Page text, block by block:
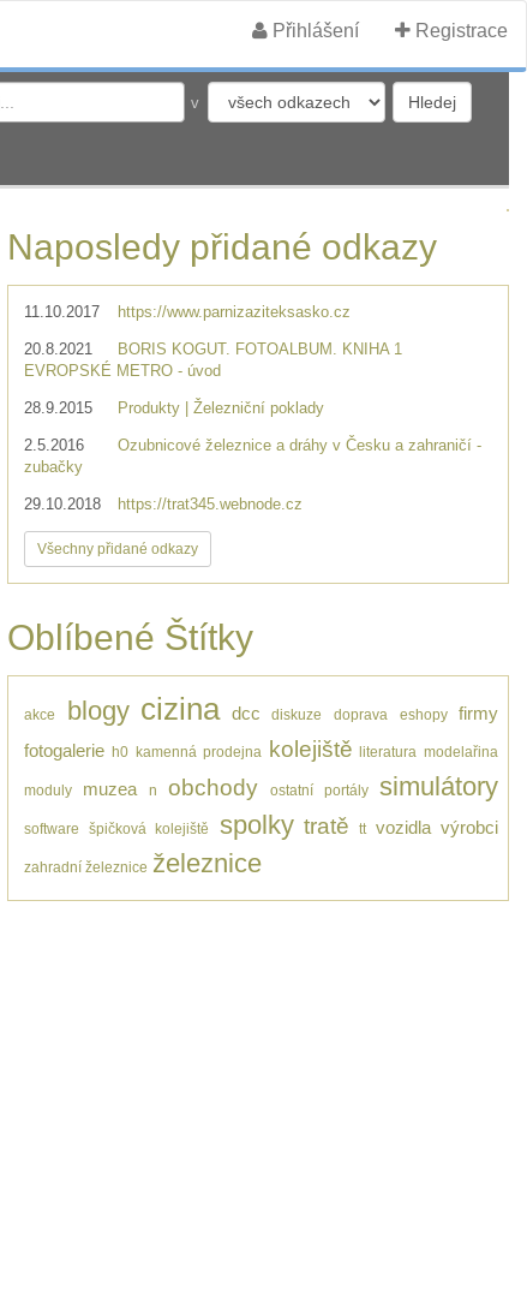
Přihlášení Registrace
v
Naposledy přidané odkazy
11.10.2017 https://www.parnizaziteksasko.cz
20.8.2021
BORIS KOGUT. FOTOALBUM. KNIHA 1
EVROPSKÉ METRO - úvod
28.9.2015 Produkty | Železniční poklady
2.5.2016
Ozubnicové železnice a dráhy v Česku a zahraničí -
zubačky
29.10.2018 https://trat345.webnode.cz
Všechny přidané odkazy
Oblíbené Štítky
akce blogy cizina dcc diskuze doprava eshopy
firmy
fotogalerie h0 kamenná prodejna kolejiště literatura modelařina
moduly muzea n obchody ostatní portály simulátory
software špičková kolejiště spolky tratě tt vozidla výrobci
zahradní železnice železnice